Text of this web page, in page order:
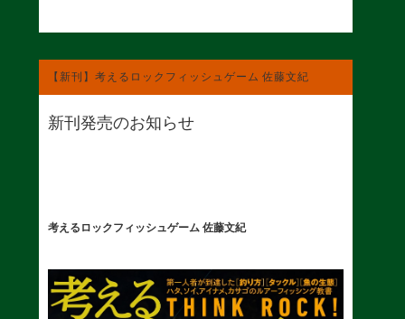
【新刊】考えるロックフィッシュゲーム 佐藤文紀
新刊発売のお知らせ
考えるロックフィッシュゲーム 佐藤文紀